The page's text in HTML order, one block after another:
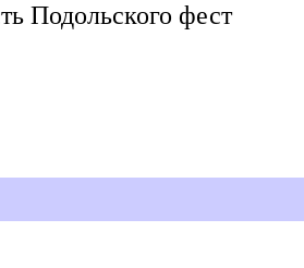
Подольского фест